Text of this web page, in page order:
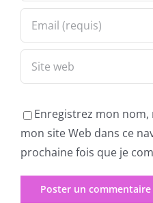
Enregistrez mon
mon site Web dans ce
prochaine fois que je